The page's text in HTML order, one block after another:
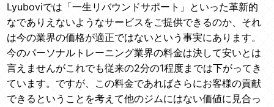
Lyuboviでは「一生リバウンドサポート」といった革新的
なでありえないようなサービスをご提供できるのか、それ
は今の業界の価格が適正ではないという事実にあります。
今のパーソナルトレーニング業界の料金は決して安いとは
言えませんがこれでも従来の2分の1程度までは下がってき
ています。ですが、この料金であればさらにお客様の貢献
できるということを考えて他のジムにはない価値に見合っ